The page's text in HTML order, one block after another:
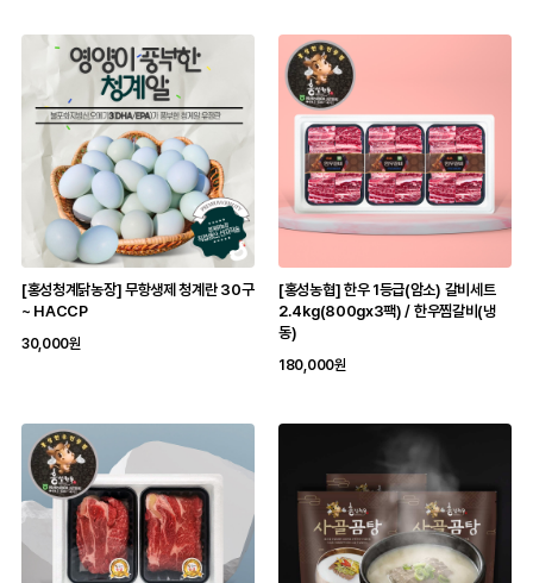
[홍성청계닭농장] 무항생제 청계란 30구
~ HACCP
30,000원
[홍성농협] 한우 1등급(암소) 갈비세트
2.4kg(800gx3팩) / 한우찜갈비(냉
동)
180,000원